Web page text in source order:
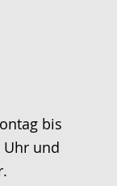
bis
Uhr und